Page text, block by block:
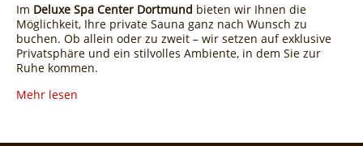
Im Deluxe Spa Center Dortmund bieten wir Ihnen die
Möglichkeit, Ihre private Sauna ganz nach Wunsch zu
buchen. Ob allein oder zu zweit – wir setzen auf exklusive
Privatsphäre und ein stilvolles Ambiente, in dem Sie zur
Ruhe kommen.
Mehr lesen